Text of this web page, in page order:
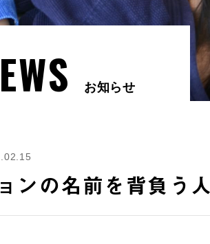
お知らせ
ンの名前を背負う人